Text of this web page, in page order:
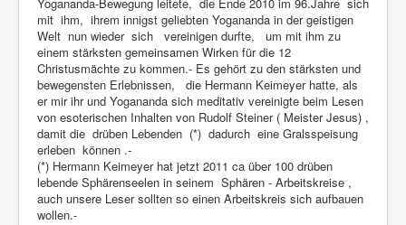
Yogananda-Bewegung leitete, die Ende 2010 im 96.Jahre sich
mit ihm, ihrem innigst geliebten Yogananda in der geistigen
Welt nun wieder sich vereinigen durfte, um mit ihm zu
einem stärksten gemeinsamen Wirken für die 12
Christusmächte zu kommen.- Es gehört zu den stärksten und
bewegensten Erlebnissen, die Hermann Keimeyer hatte, als
er mir ihr und Yogananda sich meditativ vereinigte beim Lesen
von esoterischen Inhalten von Rudolf Steiner ( Meister Jesus) ,
damit die drüben Lebenden (*) dadurch eine Gralsspeisung
erleben können .-
(*) Hermann Keimeyer hat jetzt 2011 ca über 100 drüben
lebende Sphärenseelen in seinem Sphären - Arbeitskreise ,
auch unsere Leser sollten so einen Arbeitskreis sich aufbauen
wollen.-